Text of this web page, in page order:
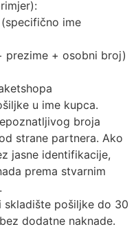
ime
prezime + osobni broj)
u ime kupca.
broja
strane partnera. Ako
jasne identifikacije,
prema stvarnim
skladište pošiljke do 30
dodatne naknade.